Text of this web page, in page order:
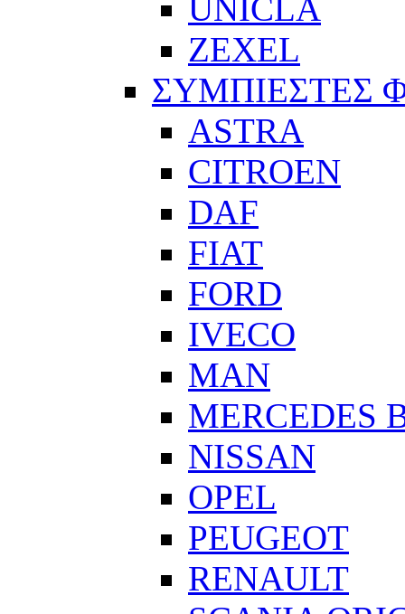
UNICLA
ZEXEL
ΣΥΜΠΙΕΣΤΕΣ
ASTRA
CITROEN
DAF
FIAT
FORD
IVECO
MAN
MERCEDES
NISSAN
OPEL
PEUGEOT
RENAULT